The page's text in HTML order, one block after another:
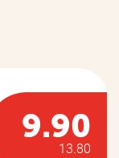
9.90
13.80